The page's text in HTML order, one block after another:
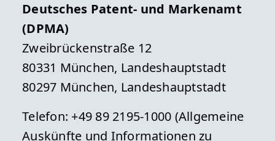
Deutsches Patent- und Markenamt
(DPMA)
Zweibrückenstraße 12
80331 München, Landeshauptstadt
80297 München, Landeshauptstadt
Telefon: +49 89 2195-1000 (Allgemeine
Auskünfte und Informationen zu